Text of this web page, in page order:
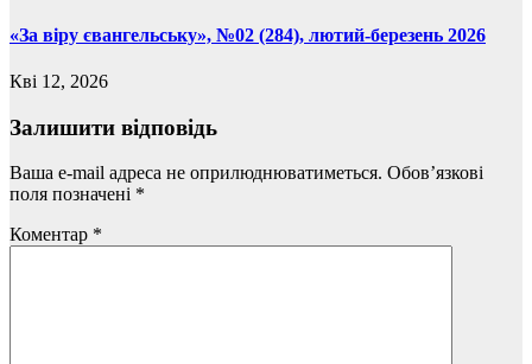
«За віру євангельську», №02 (284), лютий-березень 2026
Кві 12, 2026
Залишити відповідь
Ваша e-mail адреса не оприлюднюватиметься. Обов’язкові
поля позначені *
Коментар *